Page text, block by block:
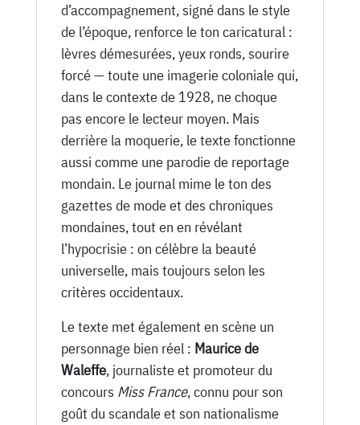
d’accompagnement, signé dans le style
de l’époque, renforce le ton caricatural :
lèvres démesurées, yeux ronds, sourire
forcé — toute une imagerie coloniale qui,
dans le contexte de 1928, ne choque
pas encore le lecteur moyen. Mais
derrière la moquerie, le texte fonctionne
aussi comme une parodie de reportage
mondain. Le journal mime le ton des
gazettes de mode et des chroniques
mondaines, tout en en révélant
l’hypocrisie : on célèbre la beauté
universelle, mais toujours selon les
critères occidentaux.
Le texte met également en scène un
personnage bien réel : Maurice de
Waleffe, journaliste et promoteur du
concours Miss France, connu pour son
goût du scandale et son nationalisme